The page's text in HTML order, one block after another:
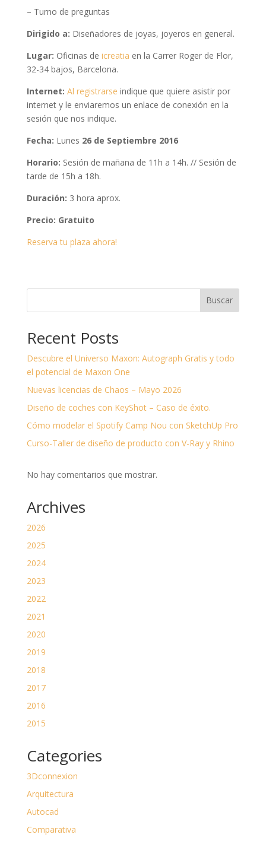
– Turno de preguntas
Dirigido a: Diseñadores de joyas, joyeros en general.
Lugar: Oficinas de icreatia en la Carrer Roger de Flor,
32-34 bajos, Barcelona.
Internet: Al registrarse indique que quiere asistir por
internet y le enviaremos un enlace de conexión en la
sesión que nos indique.
Fecha: Lunes 26 de Septiembre 2016
Horario: Sesión de mañana de 11h a 14h. // Sesión de
tarde de 15h a 18h.
Duración: 3 hora aprox.
Precio: Gratuito
Reserva tu plaza ahora!
Buscar
Recent Posts
Descubre el Universo Maxon: Autograph Gratis y todo
el potencial de Maxon One
Nuevas licencias de Chaos – Mayo 2026
Diseño de coches con KeyShot – Caso de éxito.
Cómo modelar el Spotify Camp Nou con SketchUp Pro
Curso-Taller de diseño de producto con V-Ray y Rhino
No hay comentarios que mostrar.
Archives
2026
2025
2024
2023
2022
2021
2020
2019
2018
2017
2016
2015
Categories
3Dconnexion
Arquitectura
Autocad
Comparativa